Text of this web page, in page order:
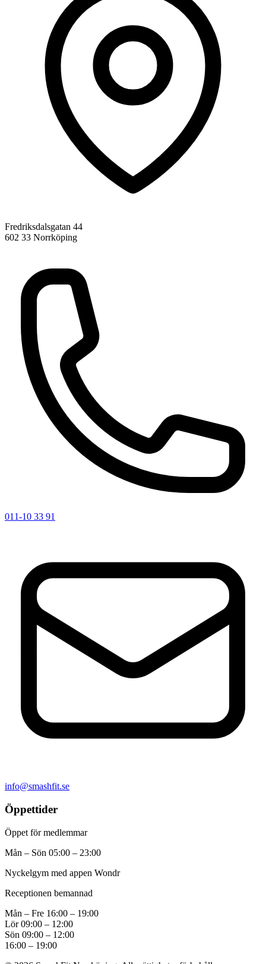
Fredriksdalsgatan 44
602 33 Norrköping
011-10 33 91
info@smashfit.se
Öppettider
Öppet för medlemmar
Mån – Sön 05:00 – 23:00
Nyckelgym med appen Wondr
Receptionen bemannad
Mån – Fre 16:00 – 19:00
Lör 09:00 – 12:00
Sön 09:00 – 12:00
16:00 – 19:00